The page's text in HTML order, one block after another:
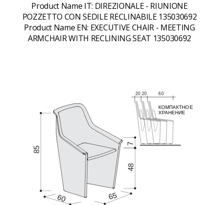
Product Name IT: DIREZIONALE - RIUNIONE
POZZETTO CON SEDILE RECLINABILE 135030692
Product Name EN: EXECUTIVE CHAIR - MEETING
ARMCHAIR WITH RECLINING SEAT 135030692